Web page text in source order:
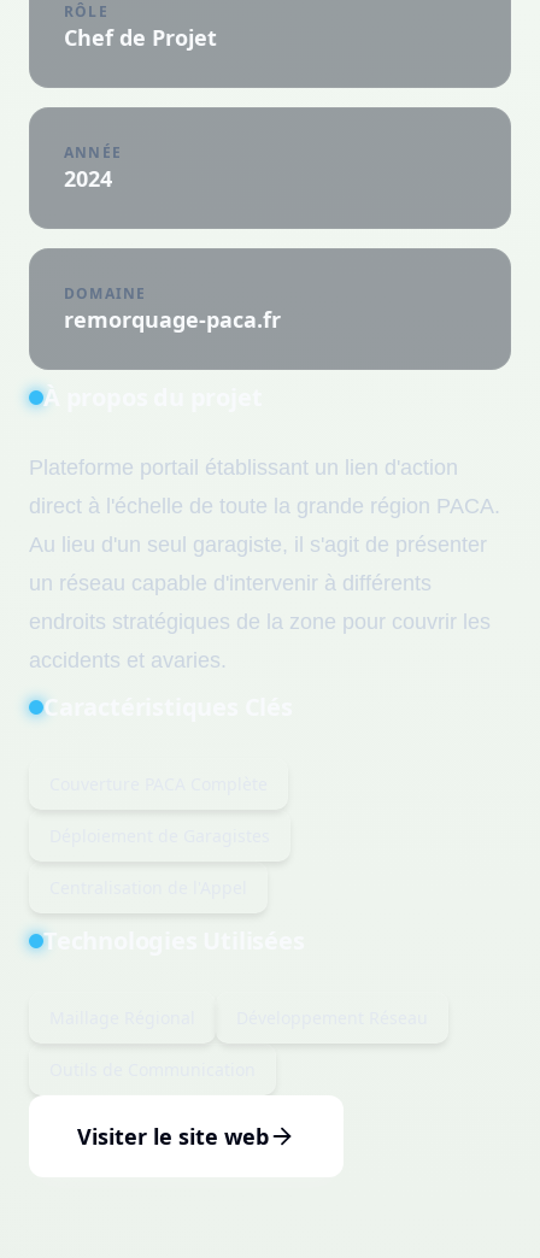
RÔLE
Chef de Projet
ANNÉE
2024
DOMAINE
remorquage-paca.fr
À propos du projet
Plateforme portail établissant un lien d'action
direct à l'échelle de toute la grande région PACA.
Au lieu d'un seul garagiste, il s'agit de présenter
un réseau capable d'intervenir à différents
endroits stratégiques de la zone pour couvrir les
accidents et avaries.
Caractéristiques Clés
Technologies Utilisées
Visiter le site web